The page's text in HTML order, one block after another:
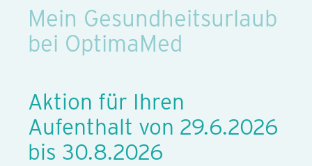
Mein Gesundheitsurlaub
bei OptimaMed
Aktion für Ihren
Aufenthalt von 29.6.2026
bis 30.8.2026